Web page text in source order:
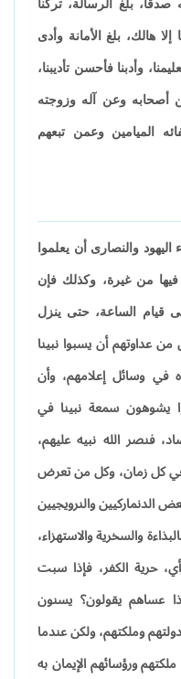
بلغ الرسالة، تركنا
إلا هالك، بلغ الأمانة وأدى
وأدبنا فأحسن تأديبنا،
أصحابه وعن آله وزوجته
الميامين وعمن تبعهم
والنصارى أن يعلموا
من غيرة، وكذلك فإن
قيام الساعة، حتى ينزل
عداوتهم أن يسبوا نبينا
في وسائل إعلامهم، وأن
يشوهون سمعة نبينا في
فنصر الله نبيه عليهم،
وفي كل زمان، وكل من تعرض
الدنماركيين والنرويجيين
والسخرية والاستهزاء،
حرية الكفر، فإذا سبت
عساهم يقولون؟ يسنون
وملكتهم، ولكن عندما
ورؤسائهم الإيمان به